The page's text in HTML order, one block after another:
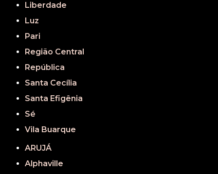
Liberdade
Luz
Pari
Região Central
República
Santa Cecília
Santa Efigênia
Sé
Vila Buarque
ARUJÁ
Alphaville